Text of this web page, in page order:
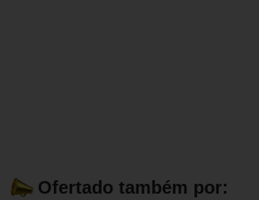
Ofertado também por: